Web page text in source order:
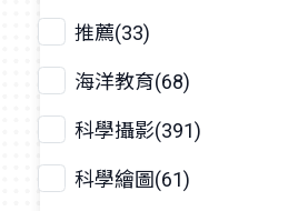
推薦(33)
海洋教育(68)
科學攝影(391)
科學繪圖(61)